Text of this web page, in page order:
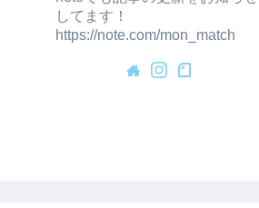
してます！
https://note.com/mon_match